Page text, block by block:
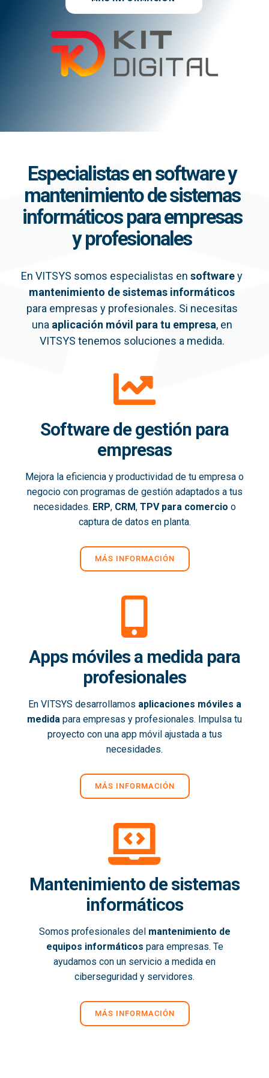
Especialistas en software y
mantenimiento de sistemas
informáticos para empresas
y profesionales
En VITSYS somos especialistas en softwarey
mantenimiento de sistemas informáticos
para empresas y profesionales. Si necesitas
una aplicación móvil para tu empresa, en
VITSYS tenemos soluciones a medida.
Software de gestión para
empresas
Mejora la eficiencia y productividad de tu empresa o
negocio con programas de gestión adaptados a tus
necesidades. ERP, CRM, TPV para comercio o
captura de datos en planta.
MÁS INFORMACIÓN
Apps móviles a medida para
profesionales
En VITSYS desarrollamos aplicaciones móviles a
medida para empresas y profesionales. Impulsa tu
proyecto con una app móvil ajustada a tus
necesidades.
MÁS INFORMACIÓN
Mantenimiento de sistemas
informáticos
Somos profesionales del mantenimiento de
equipos informáticos para empresas. Te
ayudamos con un servicio a medida en
ciberseguridad y servidores.
MÁS INFORMACIÓN